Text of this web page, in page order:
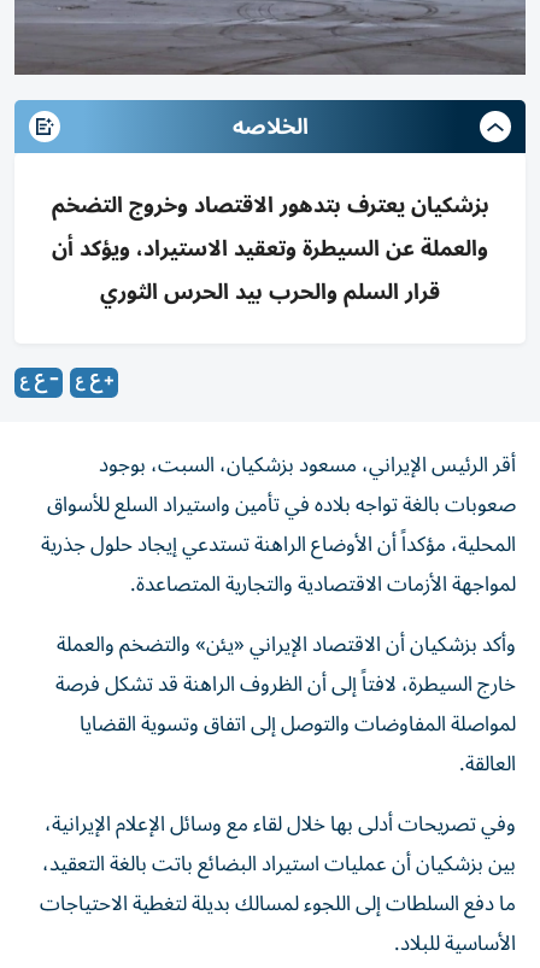
الخلاصه
بزشكيان يعترف بتدهور الاقتصاد وخروج التضخم
والعملة عن السيطرة وتعقيد الاستيراد، ويؤكد أن
قرار السلم والحرب بيد الحرس الثوري
أقر الرئيس الإيراني، مسعود بزشكيان، السبت، بوجود
صعوبات بالغة تواجه بلاده في تأمين واستيراد السلع للأسواق
المحلية، مؤكداً أن الأوضاع الراهنة تستدعي إيجاد حلول جذرية
لمواجهة الأزمات الاقتصادية والتجارية المتصاعدة.
وأكد بزشكيان أن الاقتصاد الإيراني «يئن» والتضخم والعملة
خارج السيطرة، لافتاً إلى أن الظروف الراهنة قد تشكل فرصة
لمواصلة المفاوضات والتوصل إلى اتفاق وتسوية القضايا
العالقة.
وفي تصريحات أدلى بها خلال لقاء مع وسائل الإعلام الإيرانية،
بين بزشكيان أن عمليات استيراد البضائع باتت بالغة التعقيد،
ما دفع السلطات إلى اللجوء لمسالك بديلة لتغطية الاحتياجات
الأساسية للبلاد.